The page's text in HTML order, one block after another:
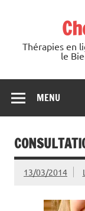
Thérapies en
le
MENU
13/03/2014